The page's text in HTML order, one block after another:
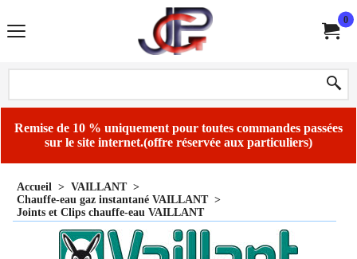
0
Remise de 10 % uniquement pour toutes commandes passées
sur le site internet.(offre réservée aux particuliers)
Accueil > VAILLANT>
Chauffe-eau gaz instantané VAILLANT>
Joints et Clips chauffe-eau VAILLANT